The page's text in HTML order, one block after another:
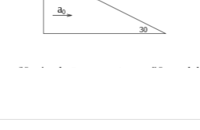
     

30
a0
na kroglico, je vodoravna. Kot